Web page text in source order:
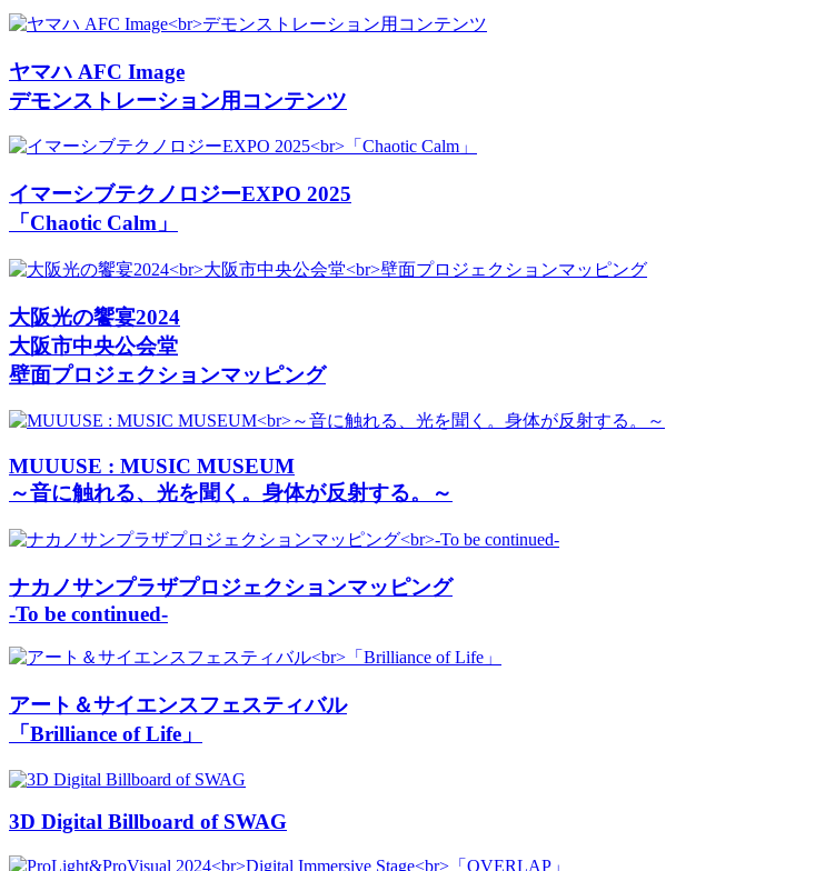
ヤマハ AFC Image
デモンストレーション用コンテンツ
イマーシブテクノロジーEXPO 2025
「Chaotic Calm」
大阪光の饗宴2024
大阪市中央公会堂
壁面プロジェクションマッピング
MUUUSE : MUSIC MUSEUM
～⾳に触れる、光を聞く。⾝体が反射する。～
ナカノサンプラザプロジェクションマッピング
-To be continued-
アート＆サイエンスフェスティバル
「Brilliance of Life」
3D Digital Billboard of SWAG